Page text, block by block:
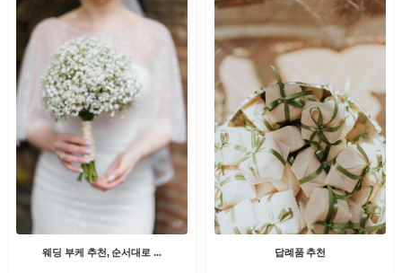
웨딩 부케 추천, 순서대로 ... 답례품 추천